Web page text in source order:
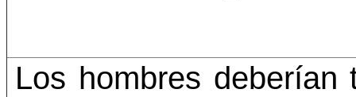
Los hombres